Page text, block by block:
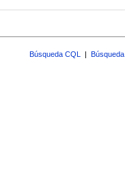
Búsqueda CQL |